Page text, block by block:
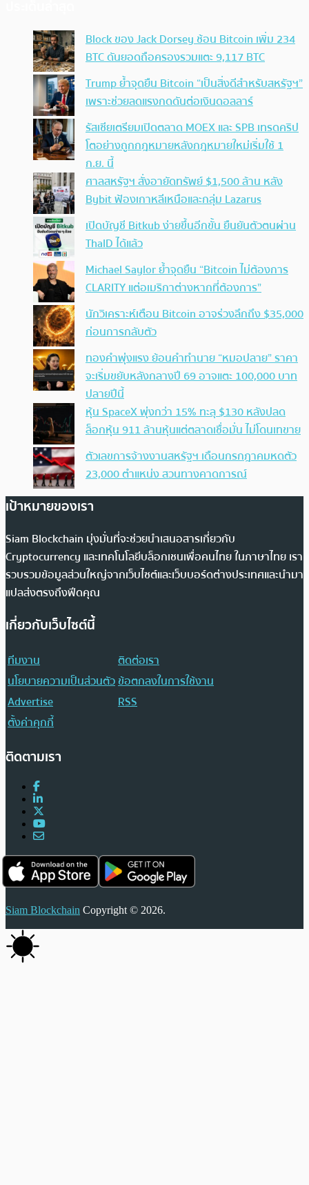
Block ของ Jack Dorsey ช้อน Bitcoin เพิ่ม 234
BTC ดันยอดถือครองรวมแตะ 9,117 BTC
Trump ย้ำจุดยืน Bitcoin “เป็นสิ่งดีสำหรับสหรัฐฯ”
เพราะช่วยลดแรงกดดันต่อเงินดอลลาร์
รัสเซียเตรียมเปิดตลาด MOEX และ SPB เทรดคริป
โตอย่างถูกกฎหมายหลังกฎหมายใหม่เริ่มใช้ 1
ก.ย. นี้
ศาลสหรัฐฯ สั่งอายัดทรัพย์ $1,500 ล้าน หลัง
Bybit ฟ้องเกาหลีเหนือและกลุ่ม Lazarus
เปิดบัญชี Bitkub ง่ายขึ้นอีกขั้น ยืนยันตัวตนผ่าน
ThaID ได้แล้ว
Michael Saylor ย้ำจุดยืน “Bitcoin ไม่ต้องการ
CLARITY แต่อเมริกาต่างหากที่ต้องการ”
นักวิเคราะห์เตือน Bitcoin อาจร่วงลึกถึง $35,000
ก่อนการกลับตัว
ทองคำพุ่งแรง ย้อนคำทำนาย “หมอปลาย” ราคา
จะเริ่มขยับหลังกลางปี 69 อาจแตะ 100,000 บาท
ปลายปีนี้
หุ้น SpaceX พุ่งกว่า 15% ทะลุ $130 หลังปลด
ล็อกหุ้น 911 ล้านหุ้นแต่ตลาดเชื่อมั่น ไม่โดนเทขาย
ตัวเลขการจ้างงานสหรัฐฯ เดือนกรกฎาคมหดตัว
23,000 ตำแหน่ง สวนทางคาดการณ์
เป้าหมายของเรา
Siam Blockchain มุ่งมั่นที่จะช่วยนำเสนอสารเกี่ยวกับ
Cryptocurrency และเทคโนโลยีบล็อกเชนเพื่อคนไทย ในภาษาไทย เรา
รวบรวมข้อมูลส่วนใหญ่จากเว็บไซต์และเว็บบอร์ดต่างประเทศและนำมา
แปลส่งตรงถึงฟีดคุณ
เกี่ยวกับเว็บไซต์นี้
ทีมงาน
ติดต่อเรา
นโยบายความเป็นส่วนตัวข้อตกลงในการใช้งาน
Advertise
RSS
ตั้งค่าคุกกี้
ติดตามเรา
Siam Blockchain Copyright © 2026.